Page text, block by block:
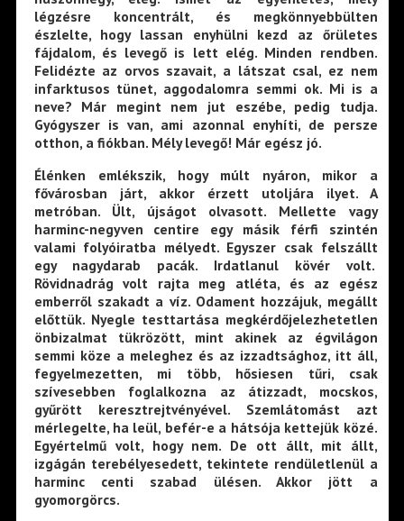
légzésre koncentrált, és megkönnyebbülten
észlelte, hogy lassan enyhülni kezd az őrületes
fájdalom, és levegő is lett elég. Minden rendben.
Felidézte az orvos szavait, a látszat csal, ez nem
infarktusos tünet, aggodalomra semmi ok. Mi is a
neve? Már megint nem jut eszébe, pedig tudja.
Gyógyszer is van, ami azonnal enyhíti, de persze
otthon, a fiókban. Mély levegő! Már egész jó.
Élénken emlékszik, hogy múlt nyáron, mikor a
fővárosban járt, akkor érzett utoljára ilyet. A
metróban. Ült, újságot olvasott. Mellette vagy
harminc-negyven centire egy másik férfi szintén
valami folyóiratba mélyedt. Egyszer csak felszállt
egy nagydarab pacák. Irdatlanul kövér volt.
Rövidnadrág volt rajta meg atléta, és az egész
emberről szakadt a víz. Odament hozzájuk, megállt
előttük. Nyegle testtartása megkérdőjelezhetetlen
önbizalmat tükrözött, mint akinek az égvilágon
semmi köze a meleghez és az izzadtsághoz, itt áll,
fegyelmezetten, mi több, hősiesen tűri, csak
szívesebben foglalkozna az átizzadt, mocskos,
gyűrött keresztrejtvényével. Szemlátomást azt
mérlegelte, ha leül, befér-e a hátsója kettejük közé.
Egyértelmű volt, hogy nem. De ott állt, mit állt,
izgágán terebélyesedett, tekintete rendületlenül a
harminc centi szabad ülésen. Akkor jött a
gyomorgörcs.